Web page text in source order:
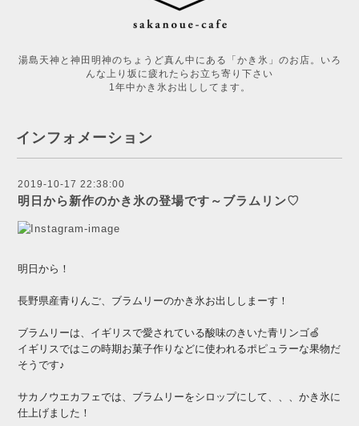
湯島天神と神田明神のちょうど真ん中にある「かき氷」のお店。いろ
んな上り坂に疲れたらお立ち寄り下さい
1年中かき氷お出ししてます。
インフォメーション
2019-10-17 22:38:00
明日から新作のかき氷の登場です～ブラムリン♡
明日から！
長野県産青りんご、ブラムリーのかき氷お出ししまーす！
ブラムリーは、イギリスで愛されている酸味のきいた青リンゴ🍏
イギリスではこの時期お菓子作りなどに使われるポピュラーな果物だ
そうです♪
サカノウエカフェでは、ブラムリーをシロップにして、、、かき氷に
仕上げました！